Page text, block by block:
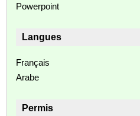
Powerpoint
Langues
Français
Arabe
Permis